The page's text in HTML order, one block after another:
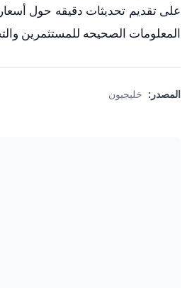
على تقديم تحديثات دقيقه حول
المعلومات الصحيحه للمستثمرين
المصدر: خليجيون